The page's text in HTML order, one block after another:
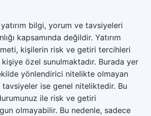
bilgi, yorum ve tavsiyeleri
kapsamında değildir. Yatırım
kişilerin risk ve getiri tercihleri
özel sunulmaktadır. Burada yer
yönlendirici nitelikte olmayan
ise genel niteliktedir. Bu
ile risk ve getiri
olmayabilir. Bu nedenle, sadece